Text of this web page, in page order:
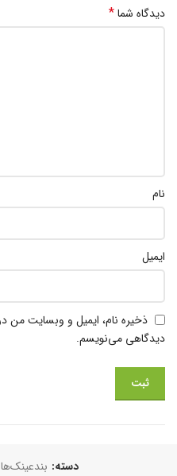
دیدگاه شما*
نام
ایمیل
ذخیره نام، ایمیل و وبسایت من
دیدگاهی می‌نویسم.
دسته: بندعینک‌ها